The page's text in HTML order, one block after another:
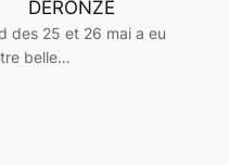
DERONZE
des 25 et 26 mai a eu
belle…